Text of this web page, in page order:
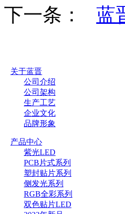
下一条： 蓝
关于蓝晋
公司介绍
公司架构
生产工艺
企业文化
品牌形象
产品中心
紫光LED
PCB片式系列
塑封贴片系列
侧发光系列
RGB全彩系列
双色贴片LED